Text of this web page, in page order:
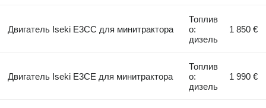
Двигатель Iseki E3CC для минитрактора
Топлив
о:
дизель
1 850 €
Двигатель Iseki E3CE для минитрактора
Топлив
о:
дизель
1 990 €